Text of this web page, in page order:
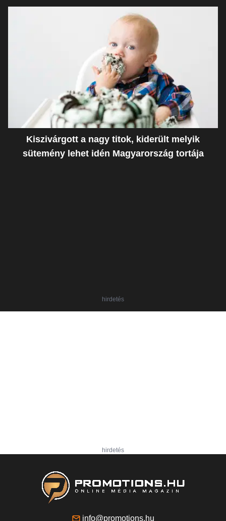
Kiszivárgott a nagy titok, kiderült melyik
sütemény lehet idén Magyarország tortája
hirdetés
hirdetés
info@promotions.hu